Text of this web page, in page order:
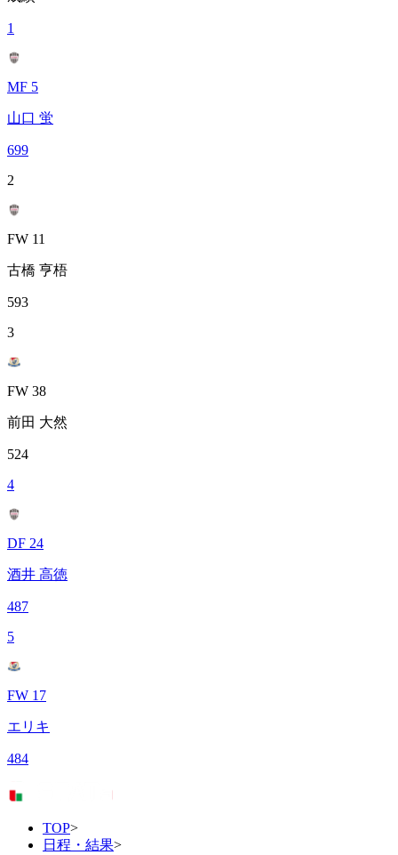
1
MF 5
山口 蛍
699
2
FW 11
古橋 亨梧
593
3
FW 38
前田 大然
524
4
DF 24
酒井 高徳
487
5
FW 17
エリキ
484
TOP>
日程・結果>